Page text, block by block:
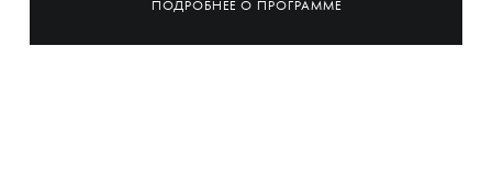
ПОДРОБНЕЕ О ПРОГРАММЕ